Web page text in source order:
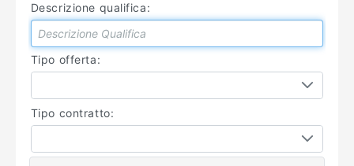
MANUALISTICA
Descrizione qualifica:
Tipo offerta:
Tipo contratto: